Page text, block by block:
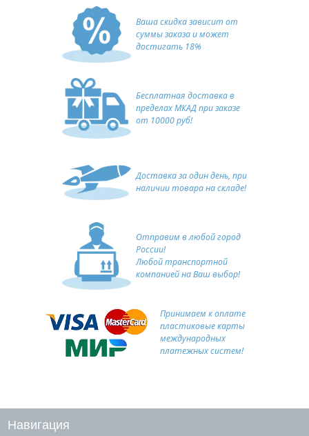
Ваша скидка зависит от
суммы заказа и может
достигать 18%
Бесплатная доставка в
пределах МКАД при заказе
от 10000 руб!
Доставка за один день, при
наличии товара на складе!
Отправим в любой город
России!
Любой транспортной
компанией на Ваш выбор!
Принимаем к оплате
пластиковые карты
международных
платежных систем!
Навигация